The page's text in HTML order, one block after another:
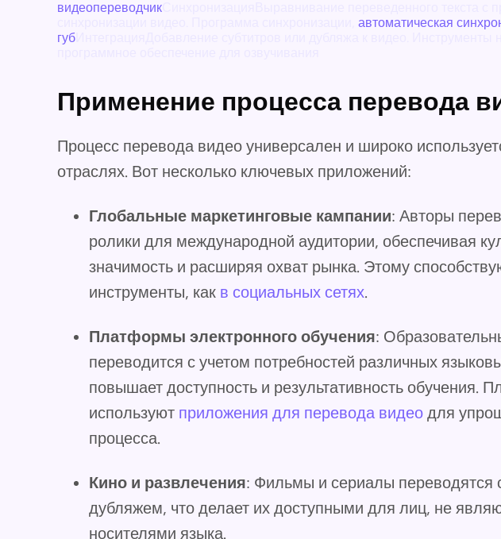
видеопереводчик
автоматическая
губ
Применение процесса перевода
Процесс перевода видео универсален и широко
отраслях. Вот несколько ключевых приложений:
Глобальные маркетинговые кампании: Авторы
ролики для международной аудитории, обеспечивая
значимость и расширяя охват рынка. Этому
инструменты, как в социальных сетях.
Платформы электронного обучения:
переводится с учетом потребностей различных
повышает доступность и результативность обучения.
используют приложения для перевода видео для
процесса.
Кино и развлечения: Фильмы и сериалы переводятся
дубляжем, что делает их доступными для лиц, не
носителями языка.